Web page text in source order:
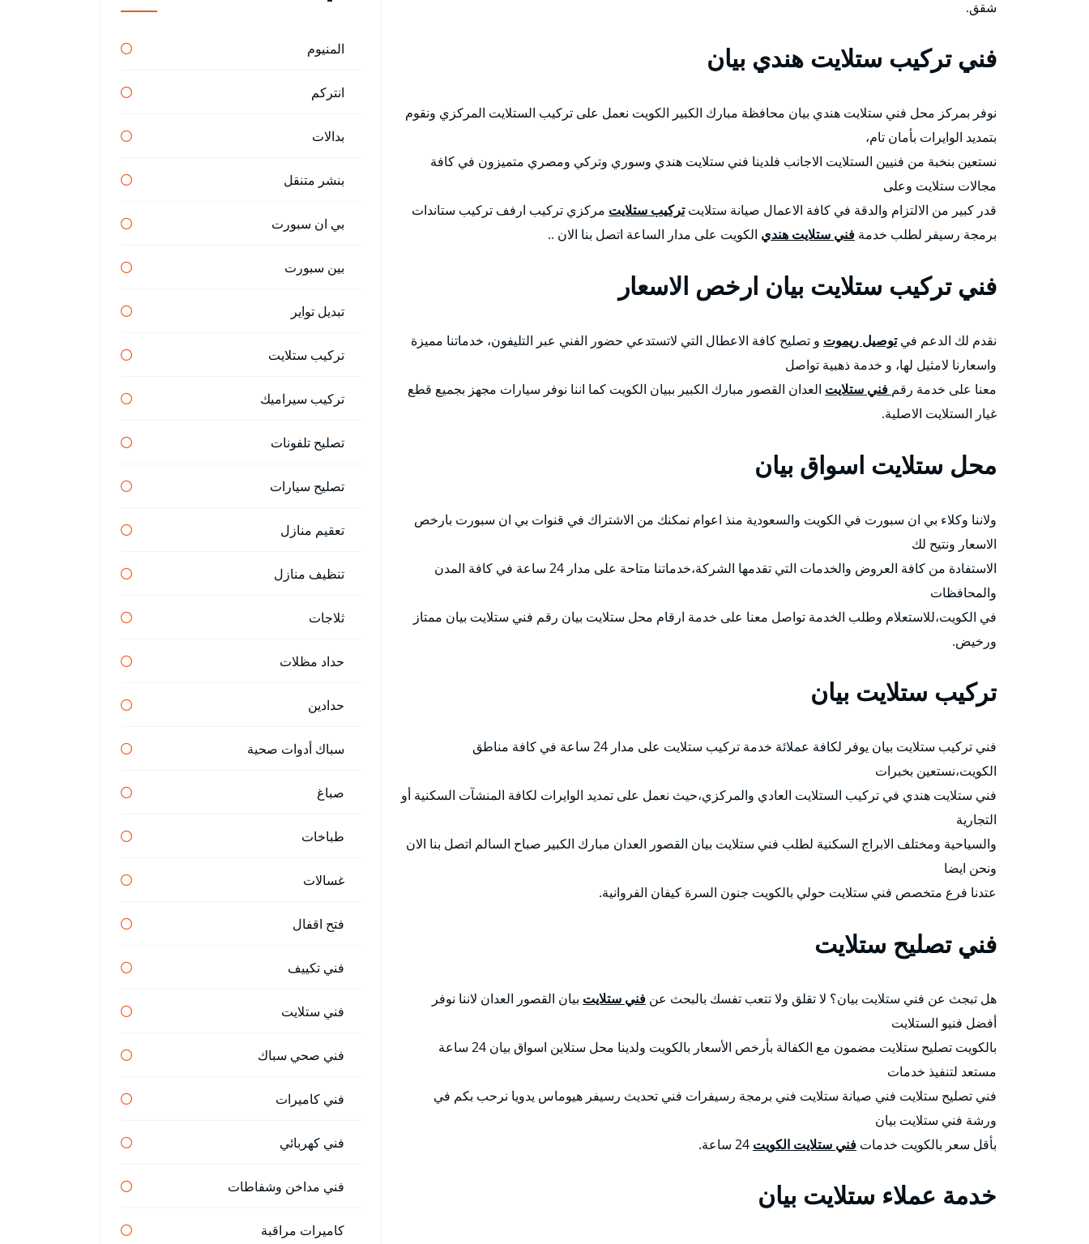
شقق.
فني تركيب ستلايت هندي بيان
نوفر بمركز محل فني ستلايت هندي بيان محافظة مبارك الكبير الكويت نعمل على تركيب الستلايت المركزي ونقوم
بتمديد الوايرات بأمان تام،
نستعين بنخبة من فنيين الستلايت الاجانب فلدينا فني ستلايت هندي وسوري وتركي ومصري متميزون في كافة
مجالات ستلايت وعلى
قدر كبير من الالتزام والدقة في كافة الاعمال صيانة ستلايتتركيب ستلايت مركزي تركيب ارفف تركيب ستاندات
برمجة رسيفر لطلب خدمة فني ستلايت هندي الكويت على مدار الساعة اتصل بنا الان ..
فني تركيب ستلايت بيان ارخص الاسعار
نقدم لك الدعم فيتوصيل ريموت و تصليح كافة الاعطال التي لاتستدعي حضور الفني عبر التليفون، خدماتنا مميزة
واسعارنا لامثيل لها، و خدمة ذهبية تواصل
معنا على خدمة رقم فني ستلايت العدان القصور مبارك الكبير ببيان الكويت كما اننا نوفر سيارات مجهز بجميع قطع
غيار الستلايت الاصلية.
محل ستلايت اسواق بيان
ولاننا وكلاء بي ان سبورت في الكويت والسعودية منذ اعوام نمكنك من الاشتراك في قنوات بي ان سبورت بارخص
الاسعار ونتيح لك
الاستفادة من كافة العروض والخدمات التي تقدمها الشركة،خدماتنا متاحة على مدار 24 ساعة في كافة المدن
والمحافظات
في الكويت،للاستعلام وطلب الخدمة تواصل معنا على خدمة ارقام محل ستلايت بيان رقم فني ستلايت بيان ممتاز
ورخيض.
تركيب ستلايت بيان
فني تركيب ستلايت بيان يوفر لكافة عملائة خدمة تركيب ستلايت على مدار 24 ساعة في كافة مناطق
الكويت،نستعين بخبرات
فني ستلايت هندي في تركيب الستلايت العادي والمركزي،حيث نعمل على تمديد الوايرات لكافة المنشآت السكنية أو
التجارية
والسياحية ومختلف الابراج السكنية لطلب فني ستلايت بيان القصور العدان مبارك الكبير صباح السالم اتصل بنا الان
ونحن ايضا
عتدنا فرع متخصص فني ستلايت حولي بالكويت جنون السرة كيفان الفروانية.
فني تصليح ستلايت
هل تبجث عن فني ستلايت بيان؟ لا تقلق ولا تتعب تفسك بالبحث عن فني ستلايت بيان القصور العدان لاننا نوفر
أفضل فنيو الستلايت
بالكويت تصليح ستلايت مضمون مع الكفالة بأرخص الأسعار بالكويت ولدينا محل ستلاين اسواق بيان 24 ساعة
مستعد لتنفيذ خدمات
فني تصليح ستلايت فني صيانة ستلايت فني برمجة رسيفرات فني تحديث رسيفر هيوماس يدويا نرحب بكم في
ورشة فني ستلايت بيان
بأقل سعر بالكويت خدمات فني ستلايت الكويت
خدمة عملاء ستلايت بيان
المنيوم
انتركم
بدالات
بنشر متنقل
بي ان سبورت
بين سبورت
تبديل تواير
تركيب ستلايت
تركيب سيراميك
تصليح تلفونات
تصليح سيارات
تعقيم منازل
تنظيف منازل
ثلاجات
حداد مظلات
حدادين
سباك أدوات صحية
صباغ
طباخات
غسالات
فتح اقفال
فني تكييف
فني ستلايت
فني صحي سباك
فني كاميرات
فني كهربائي
فني مداخن وشفاطات
كاميرات مراقبة